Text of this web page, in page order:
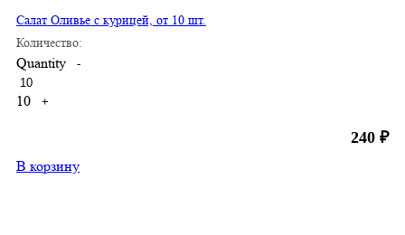
Салат Оливье с курицей, от 10 шт.
Количество:
Quantity -
10 +
240 ₽
В корзину